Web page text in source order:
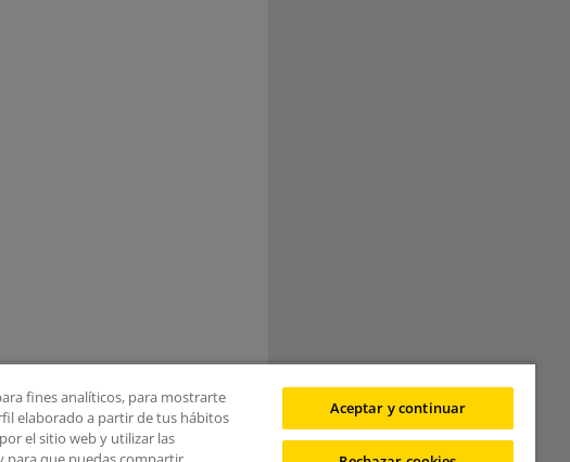
fines analíticos, para mostrarte
elaborado a partir de tus hábitos
el sitio web y utilizar las
Aceptar y continuar